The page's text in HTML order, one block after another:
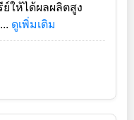
ให้ได้ผลผลิตสูง
ดูเพิ่มเติม